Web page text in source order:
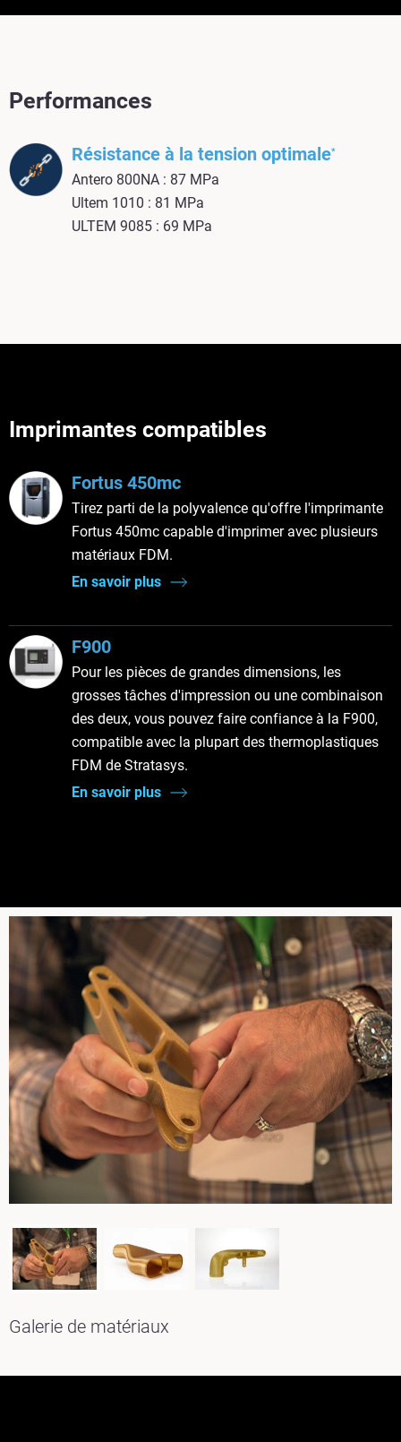
Performances
Résistance à la tension optimale*
Antero 800NA : 87 MPa
Ultem 1010 : 81 MPa
ULTEM 9085 : 69 MPa
Imprimantes compatibles
Fortus 450mc
Tirez parti de la polyvalence qu'offre l'imprimante
Fortus 450mc capable d'imprimer avec plusieurs
matériaux FDM.
En savoir plus
F900
Pour les pièces de grandes dimensions, les
grosses tâches d'impression ou une combinaison
des deux, vous pouvez faire confiance à la F900,
compatible avec la plupart des thermoplastiques
FDM de Stratasys.
En savoir plus
Galerie de matériaux